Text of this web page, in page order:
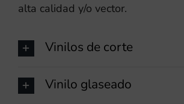
alta calidad y/o vector.
Vinilos de corte
Vinilo glaseado